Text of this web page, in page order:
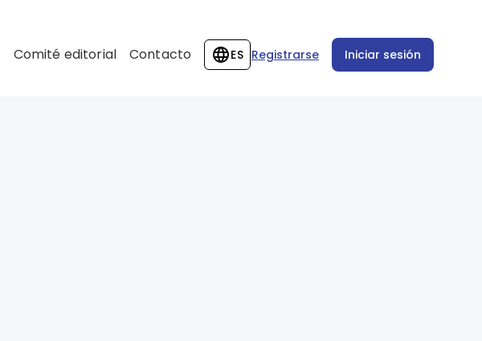
Comité editorial Contacto ES Registrarse Iniciar sesión